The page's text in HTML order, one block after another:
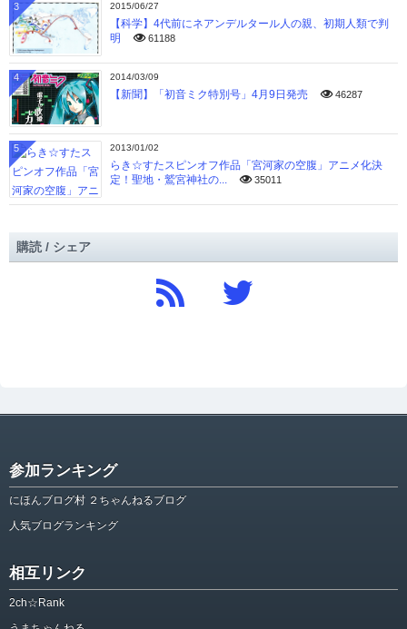
2015/06/27
【科学】4代前にネアンデルタール人の親、初期人類で判
明
61188
3
2014/03/09
【新聞】「初音ミク特別号」4月9日発売 46287
4
2013/01/02
らき☆すたスピンオフ作品「宮河家の空腹」アニメ化決
定！聖地・鷲宮神社の...
35011
5
購読 / シェア
参加ランキング
にほんブログ村 ２ちゃんねるブログ
人気ブログランキング
相互リンク
2ch☆Rank